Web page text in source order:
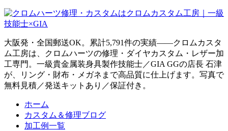
大阪発・全国郵送OK。累計5,791件の実績——クロムカスタ
ム工房は、クロムハーツの修理・ダイヤカスタム・レザー加
工専門。一級貴金属装身具製作技能士／GIA GGの店長 石津
が、リング・財布・メガネまで高品質に仕上げます。写真で
無料見積／発送キットあり／保証付き。
ホーム
カスタム＆修理ブログ
加工例一覧